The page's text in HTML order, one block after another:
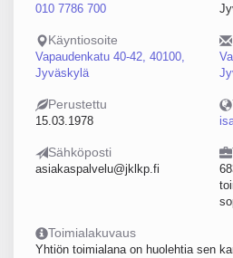
010 7786 700
Käyntiosoite
Vapaudenkatu 40-42, 40100,
Jyväskylä
Perustettu
15.03.1978
Sähköposti
asiakaspalvelu@jklkp.fi
Toimialakuvaus
Yhtiön toimialana on huolehtia sen